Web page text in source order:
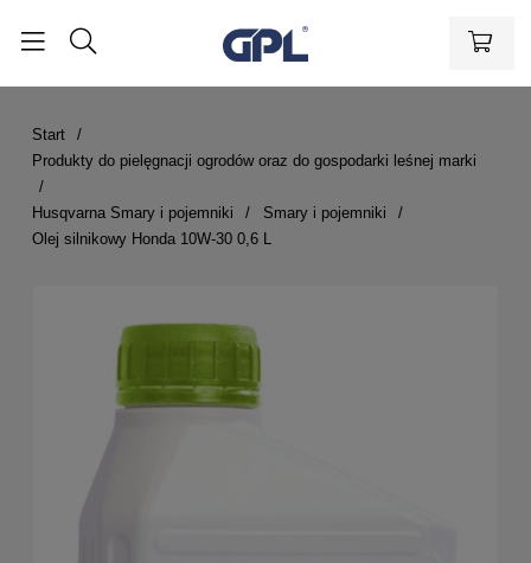
Start
Produkty do pielęgnacji ogrodów oraz do gospodarki leśnej marki
Husqvarna Smary i pojemniki
Smary i pojemniki
Olej silnikowy Honda 10W-30 0,6 L